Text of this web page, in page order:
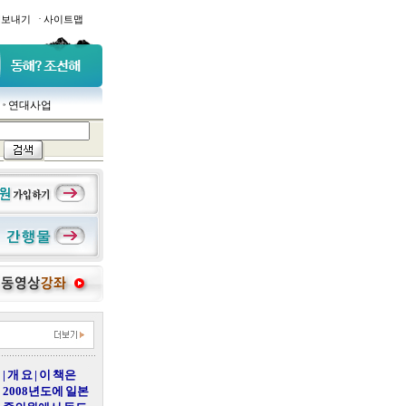
내기 · 사이트맵
연대사업
| 개 요 | 이 책은
2008년도에 일본